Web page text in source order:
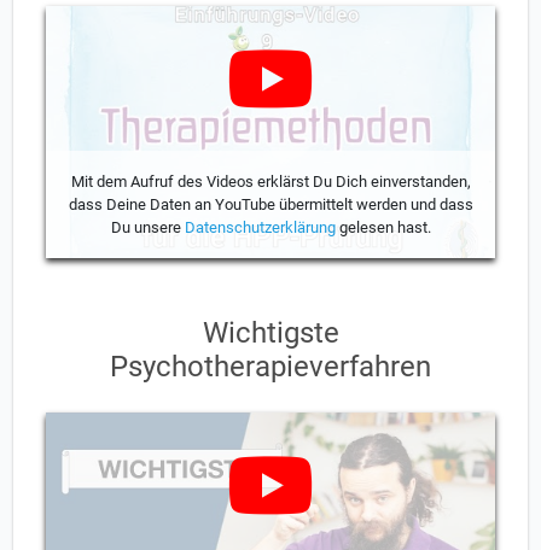
Mit dem Aufruf des Videos erklärst Du Dich einverstanden,
dass Deine Daten an YouTube übermittelt werden und dass
Du unsere Datenschutzerklärunggelesen hast.
Wichtigste
Psychotherapieverfahren